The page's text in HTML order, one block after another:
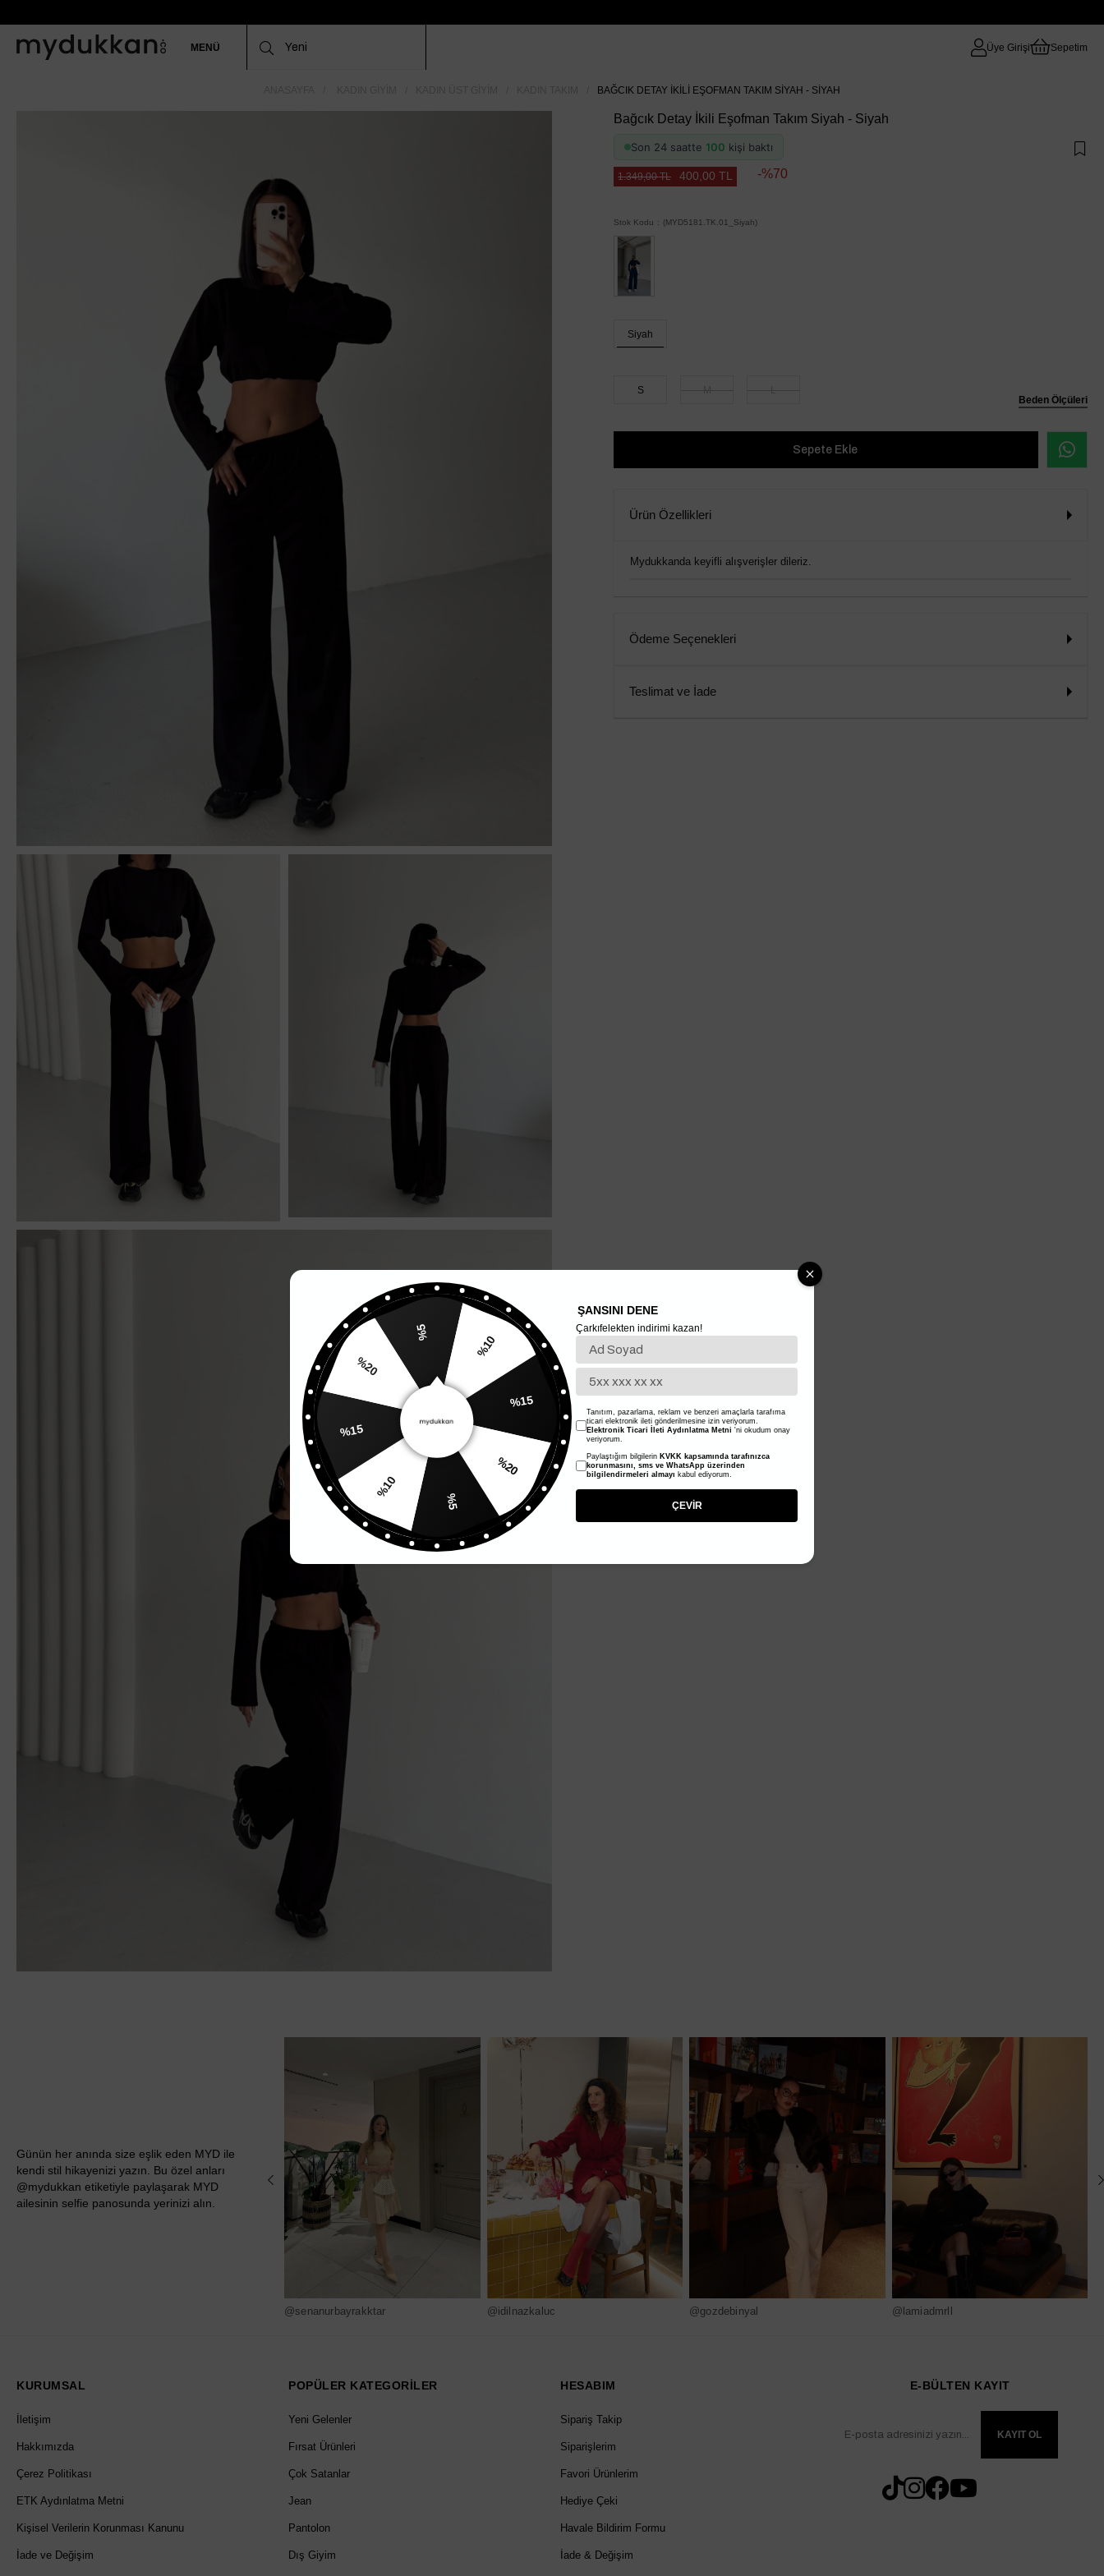
MENÜ Üye Girişi Sepetim
BAĞCIK DETAY İKILI EŞOFMAN TAKIM SIYAH - SIYAH
Bağcık Detay İkili Eşofman Takım Siyah - Siyah
Son 24 saatte 100 kişi baktı
1.349,00 TL 400,00 TL 70
Stok Kodu (MYD5181.TK.01_Siyah)
Beden Ölçüleri
Siyah
S
Ürün Özellikleri
Mydukkanda keyifli alışverişler dileriz.
Ödeme Seçenekleri
Teslimat ve İade
Günün her anında size eşlik eden MYD ile
kendi stil hikayenizi yazın. Bu özel anları
@mydukkan etiketiyle paylaşarak MYD
ailesinin selfie panosunda yerinizi alın.
@senanurbayrakktar @idilnazkaluc @gozdebinyal @lamiadmrll
KURUMSAL
İletişim
Hakkımızda
Çerez Politikası
ETK Aydınlatma Metni
Kişisel Verilerin Korunması Kanunu
İade ve Değişim
POPÜLER KATEGORİLER
Yeni Gelenler
Fırsat Ürünleri
Çok Satanlar
Jean
Pantolon
Dış Giyim
HESABIM
Sipariş Takip
Siparişlerim
Favori Ürünlerim
Hediye Çeki
Havale Bildirim Formu
İade & Değişim
E-BÜLTEN KAYIT
KAYIT OL
%5
%10
%15
%20
%5
%10
%15
%20
ŞANSINI DENE
Çarkıfelekten indirimi kazan!
Tanıtım, pazarlama, reklam ve benzeri amaçlarla tarafıma
ticari elektronik ileti gönderilmesine izin veriyorum.
Elektronik Ticari İleti Aydınlatma Metni 'ni okudum onay
veriyorum.
Paylaştığım bilgilerin KVKK kapsamında tarafınızca
korunmasını, sms ve WhatsApp üzerinden
bilgilendirmeleri almayı kabul ediyorum.
ÇEVİR